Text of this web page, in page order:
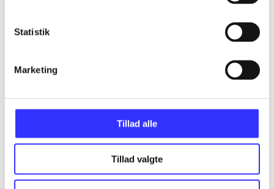
Statistik
Marketing
Tillad alle
Tillad valgte
...
...